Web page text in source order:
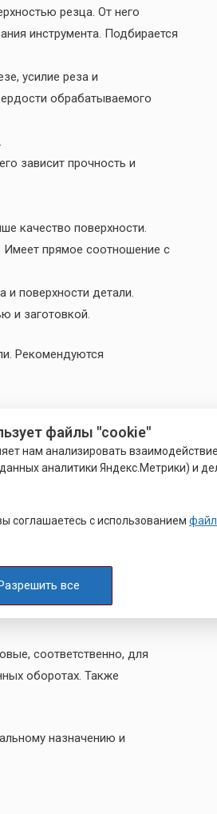
резца. От него
инструмента. Подбирается
усилие реза и
обрабатываемого
зависит прочность и
качество поверхности.
Имеет прямое соотношение с
и поверхности детали.
и заготовкой.
Рекомендуются
это конструктивные
пластинами из
соответственно, для
оборотах. Также
назначению и
файлы "cookie"
нам анализировать взаимодействие
аналитики Яндекс.Метрики) и
соглашаетесь с использованием
все